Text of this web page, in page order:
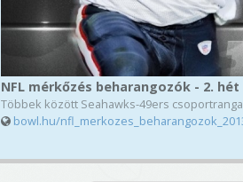
NFL mérkőzés beharangozók - 2.
Többek között Seahawks-49ers
bowl.hu/